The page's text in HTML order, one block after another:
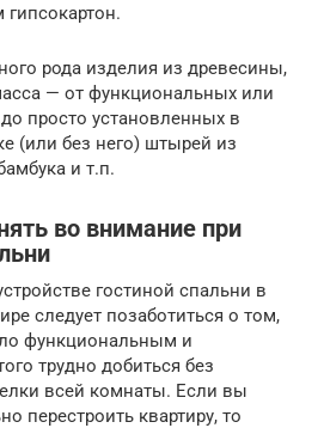
гипсокартон.
рода изделия из древесины,
— от функциональных или
просто установленных в
(или без него) штырей из
и т.п.
во внимание при
гостиной спальни в
следует позаботиться о том,
функциональным и
трудно добиться без
всей комнаты. Если вы
перестроить квартиру, то